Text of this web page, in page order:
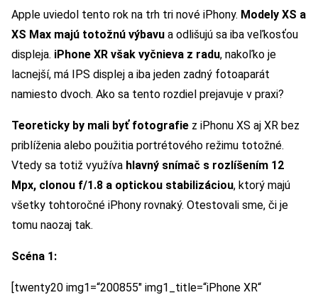
Apple uviedol tento rok na trh tri nové iPhony. Modely XS a
XS Max majú totožnú výbavu a odlišujú sa iba veľkosťou
displeja. iPhone XR však vyčnieva z radu, nakoľko je
lacnejší, má IPS displej a iba jeden zadný fotoaparát
namiesto dvoch. Ako sa tento rozdiel prejavuje v praxi?
Teoreticky by mali byť fotografie z iPhonu XS aj XR bez
priblíženia alebo použitia portrétového režimu totožné.
Vtedy sa totiž využíva hlavný snímač s rozlíšením 12
Mpx, clonou f/1.8 a optickou stabilizáciou, ktorý majú
všetky tohtoročné iPhony rovnaký. Otestovali sme, či je
tomu naozaj tak.
Scéna 1:
[twenty20 img1=“200855″ img1_title=“iPhone XR“